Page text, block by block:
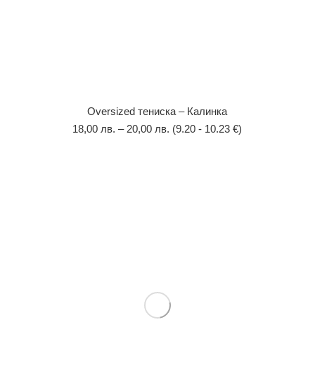
Оversized тениска – Калинка
18,00 лв. – 20,00 лв. (9.20 - 10.23 €)